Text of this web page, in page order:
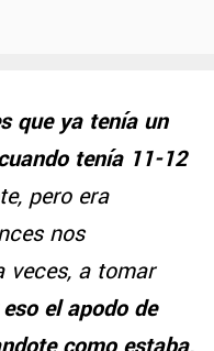
ya tenía un
tenía 11-12
pero era
nos